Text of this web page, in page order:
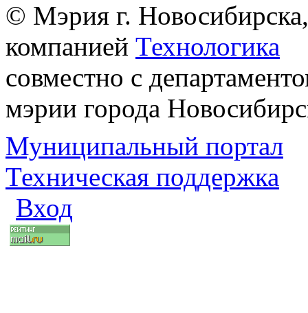
© Мэрия г.
компанией Технологика
совместно с
мэрии города
Муниципальный портал
Техническая поддержка
Вход